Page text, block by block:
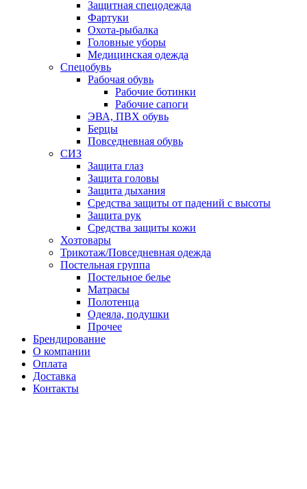
Защитная спецодежда
Фартуки
Охота-рыбалка
Головные уборы
Медицинская одежда
Спецобувь
Рабочая обувь
Рабочие ботинки
Рабочие сапоги
ЭВА, ПВХ обувь
Берцы
Повседневная обувь
СИЗ
Защита глаз
Защита головы
Защита дыхания
Средства защиты от падений с высоты
Защита рук
Средства защиты кожи
Хозтовары
Трикотаж/Повседневная одежда
Постельная группа
Постельное белье
Матрасы
Полотенца
Одеяла, подушки
Прочее
Брендирование
О компании
Оплата
Доставка
Контакты